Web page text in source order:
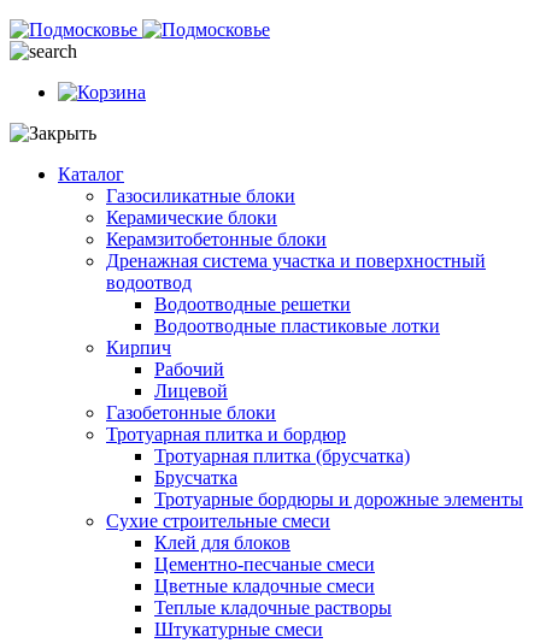
Каталог
Газосиликатные блоки
Керамические блоки
Керамзитобетонные блоки
Дренажная система участка и поверхностный
водоотвод
Водоотводные решетки
Водоотводные пластиковые лотки
Кирпич
Рабочий
Лицевой
Газобетонные блоки
Тротуарная плитка и бордюр
Тротуарная плитка (брусчатка)
Брусчатка
Тротуарные бордюры и дорожные элементы
Сухие строительные смеси
Клей для блоков
Цементно-песчаные смеси
Цветные кладочные смеси
Теплые кладочные растворы
Штукатурные смеси